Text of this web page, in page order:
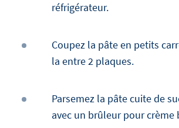
réfrigérateur.
Coupez la pâte en petits
la entre 2 plaques.
Parsemez la pâte cuite de
avec un brûleur pour crème